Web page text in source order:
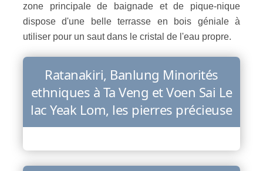
zone principale de baignade et de pique-nique
dispose d'une belle terrasse en bois géniale à
utiliser pour un saut dans le cristal de l'eau propre.
Ratanakiri, Banlung Minorités
ethniques à Ta Veng et Voen Sai Le
lac Yeak Lom, les pierres précieuse